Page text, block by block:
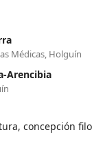
Médicas, Holguín
Arencibia
concepción